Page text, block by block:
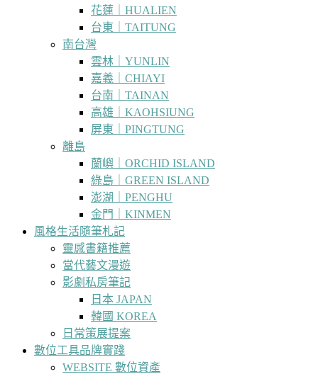
花蓮｜HUALIEN
台東｜TAITUNG
南台灣
雲林｜YUNLIN
嘉義｜CHIAYI
台南｜TAINAN
高雄｜KAOHSIUNG
屏東｜PINGTUNG
離島
蘭嶼｜ORCHID ISLAND
綠島｜GREEN ISLAND
澎湖｜PENGHU
金門｜KINMEN
風格生活隨筆札記
靈感書籍推薦
當代藝文漫遊
影劇私房筆記
日本 JAPAN
韓國 KOREA
日常策展提案
數位工具品牌實踐
WEBSITE 數位資產